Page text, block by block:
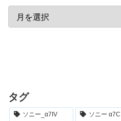
タグ
ソニー_α7IV ソニー